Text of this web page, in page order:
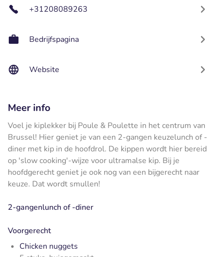
+31208089263
Bedrijfspagina
Website
Meer info
Voel je kiplekker bij Poule & Poulette in het centrum van
Brussel! Hier geniet je van een 2-gangen keuzelunch of -
diner met kip in de hoofdrol. De kippen wordt hier bereid
op 'slow cooking'-wijze voor ultramalse kip. Bij je
hoofdgerecht geniet je ook nog van een bijgerecht naar
keuze. Dat wordt smullen!
2-gangenlunch of -diner
Voorgerecht
Chicken nuggets